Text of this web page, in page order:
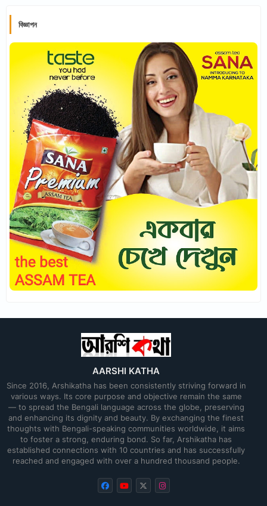
বিজ্ঞাপন
AARSHI KATHA
Since 2016, Arshikatha has been consistently striving forward in
various ways. Its core purpose and objective remain the same
— to spread the Bengali language across the globe, preserving
and enhancing its dignity and beauty. By exchanging the finest
thoughts with Bengali-speaking communities worldwide, it aims
to foster a strong, enduring bond. So far, Arshikatha has
established connections with 10 countries and has successfully
reached and engaged with over a hundred thousand people.